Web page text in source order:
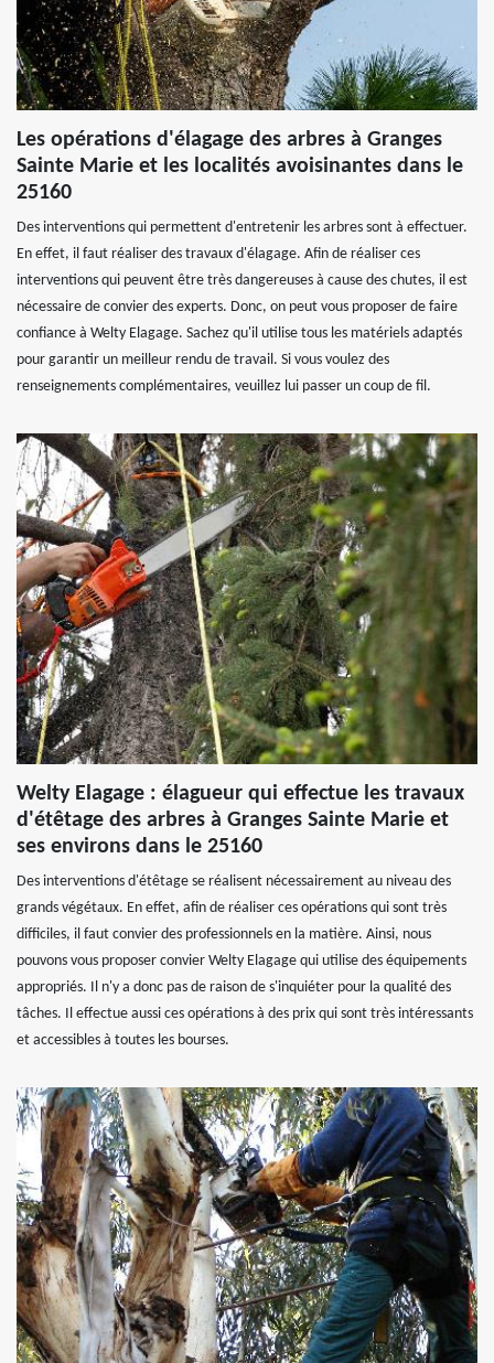
Les opérations d'élagage des arbres à Granges
Sainte Marie et les localités avoisinantes dans le
25160
Des interventions qui permettent d'entretenir les arbres sont à effectuer.
En effet, il faut réaliser des travaux d'élagage. Afin de réaliser ces
interventions qui peuvent être très dangereuses à cause des chutes, il est
nécessaire de convier des experts. Donc, on peut vous proposer de faire
confiance à Welty Elagage. Sachez qu'il utilise tous les matériels adaptés
pour garantir un meilleur rendu de travail. Si vous voulez des
renseignements complémentaires, veuillez lui passer un coup de fil.
Welty Elagage : élagueur qui effectue les travaux
d'étêtage des arbres à Granges Sainte Marie et
ses environs dans le 25160
Des interventions d'étêtage se réalisent nécessairement au niveau des
grands végétaux. En effet, afin de réaliser ces opérations qui sont très
difficiles, il faut convier des professionnels en la matière. Ainsi, nous
pouvons vous proposer convier Welty Elagage qui utilise des équipements
appropriés. Il n'y a donc pas de raison de s'inquiéter pour la qualité des
tâches. Il effectue aussi ces opérations à des prix qui sont très intéressants
et accessibles à toutes les bourses.